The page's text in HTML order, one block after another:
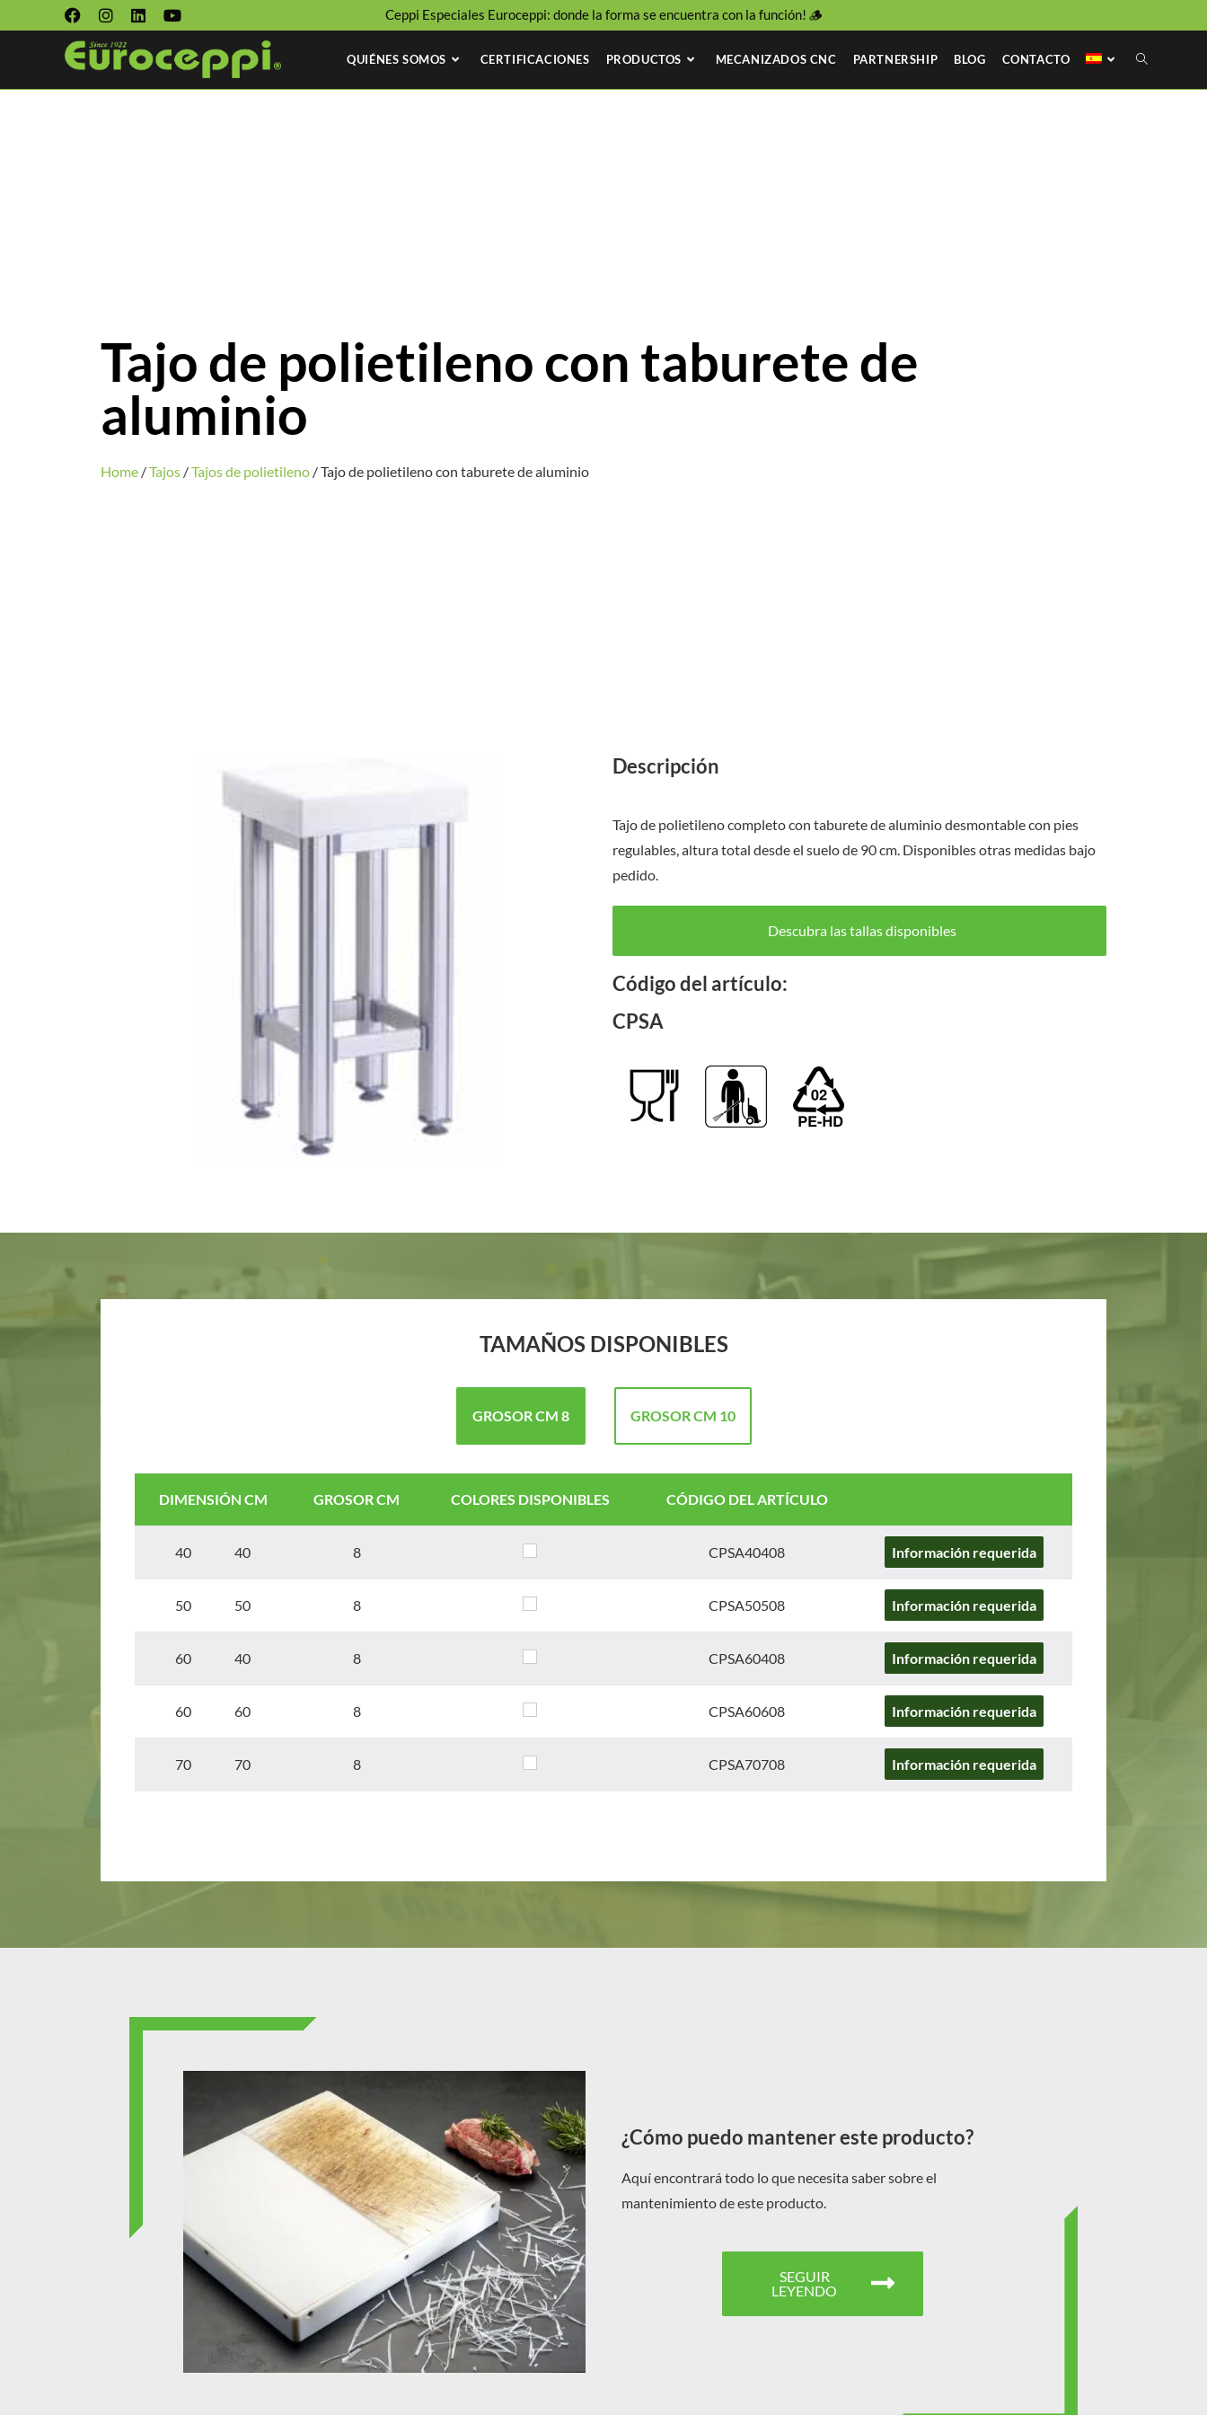
Ceppi Especiales Euroceppi: donde la forma se encuentra con la función! 🪵
QUIÉNES SOMOS CERTIFICACIONES PRODUCTOS MECANIZADOS CNC PARTNERSHIP BLOG CONTACTO
Tajo de polietileno con taburete de
aluminio
Home /Tajos /Tajos de polietileno / Tajo de polietileno con taburete de aluminio
Descripción
Tajo de polietileno completo con taburete de aluminio desmontable con pies
regulables, altura total desde el suelo de 90 cm. Disponibles otras medidas bajo
pedido.
Descubra las tallas disponibles
Código del artículo:
CPSA
TAMAÑOS DISPONIBLES
GROSOR CM 8 GROSOR CM 10
DIMENSIÓN CM GROSOR CM COLORES DISPONIBLES CÓDIGO DEL ARTÍCULO
40 40 8 CPSA40408 Información requerida
50 50 8 CPSA50508 Información requerida
60 40 8 CPSA60408 Información requerida
60 60 8 CPSA60608 Información requerida
70 70 8 CPSA70708 Información requerida
¿Cómo puedo mantener este producto?
Aquí encontrará todo lo que necesita saber sobre el
mantenimiento de este producto.
SEGUIR
LEYENDO